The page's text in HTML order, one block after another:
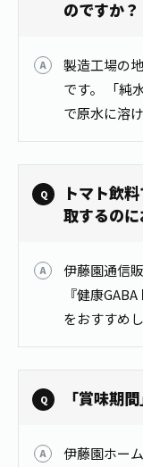
な…
のですか？
製造工場の
です。 「純
で原水に溶
どを電気的
トマト飲
取するの
伊藤園通信
『健康
をおすすめ
にGABAを
性を持つ機
が高めの方
「賞味期
伊藤園ホー